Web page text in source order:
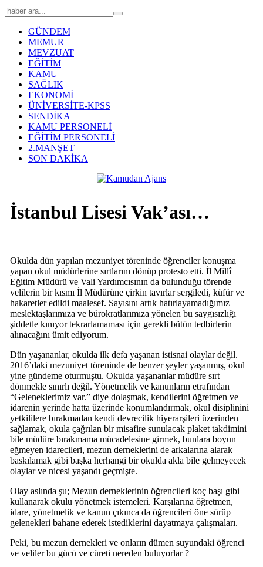
GÜNDEM
MEMUR
MEVZUAT
EĞİTİM
KAMU
SAĞLIK
EKONOMİ
ÜNİVERSİTE-KPSS
SENDİKA
KAMU PERSONELİ
EĞİTİM PERSONELİ
2.MANŞET
SON DAKİKA
İstanbul Lisesi Vak’ası…
Okulda dün yapılan mezuniyet töreninde öğrenciler konuşma
yapan okul müdürlerine sırtlarını dönüp protesto etti. İl Millî
Eğitim Müdürü ve Vali Yardımcısının da bulunduğu törende
velilerin bir kısmı İl Müdürüne çirkin tavırlar sergiledi, küfür ve
hakaretler edildi maalesef. Sayısını artık hatırlayamadığımız
meslektaşlarımıza ve bürokratlarımıza yönelen bu saygısızlığı
şiddetle kınıyor tekrarlamaması için gerekli bütün tedbirlerin
alınacağını ümit ediyorum.
Dün yaşananlar, okulda ilk defa yaşanan istisnai olaylar değil.
2016’daki mezuniyet töreninde de benzer şeyler yaşanmış, okul
yine gündeme oturmuştu. Okulda yaşananlar müdüre sırt
dönmekle sınırlı değil. Yönetmelik ve kanunların etrafından
“Geleneklerimiz var.” diye dolaşmak, kendilerini öğretmen ve
idarenin yerinde hatta üzerinde konumlandırmak, okul disiplinini
yetkililere bırakmadan kendi devrecilik hiyerarşileri üzerinden
sağlamak, okula çağrılan bir misafire sunulacak plaket takdimini
bile müdüre bırakmama mücadelesine girmek, bunlara boyun
eğmeyen idarecileri, mezun derneklerini de arkalarına alarak
baskılamak gibi başka herhangi bir okulda akla bile gelmeyecek
olaylar ve nicesi yaşandı geçmişte.
Olay aslında şu; Mezun derneklerinin öğrencileri koç başı gibi
kullanarak okulu yönetmek istemeleri. Karşılarına öğretmen,
idare, yönetmelik ve kanun çıkınca da öğrencileri öne sürüp
gelenekleri bahane ederek istediklerini dayatmaya çalışmaları.
Peki, bu mezun dernekleri ve onların dümen suyundaki öğrenci
ve veliler bu gücü ve cüreti nereden buluyorlar ?